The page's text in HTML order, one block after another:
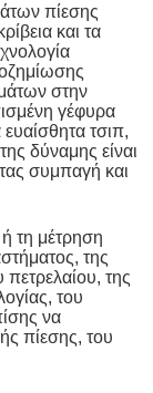
πίεσης
και τα
στην
γέφυρα
ευαίσθητα τσιπ,
δύναμης είναι
συμπαγή και
τη μέτρηση
της
της
του
να
πίεσης, του